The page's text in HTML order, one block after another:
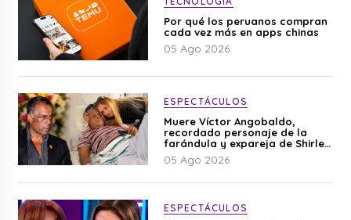
Por qué los peruanos compran
cada vez más en apps chinas
05 Ago 2026
ESPECTÁCULOS
Muere Víctor Angobaldo,
recordado personaje de la
farándula y expareja de Shirley
Cherres
05 Ago 2026
ESPECTÁCULOS